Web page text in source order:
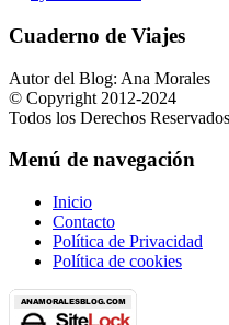
Cuaderno de Viajes
Autor del Blog: Ana Morales
© Copyright 2012-2024
Todos los Derechos Reservados
Menú de navegación
Inicio
Contacto
Política de Privacidad
Política de cookies